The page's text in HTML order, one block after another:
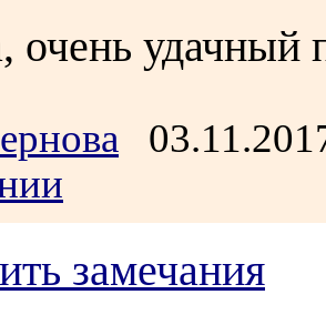
очень удачный
замечания